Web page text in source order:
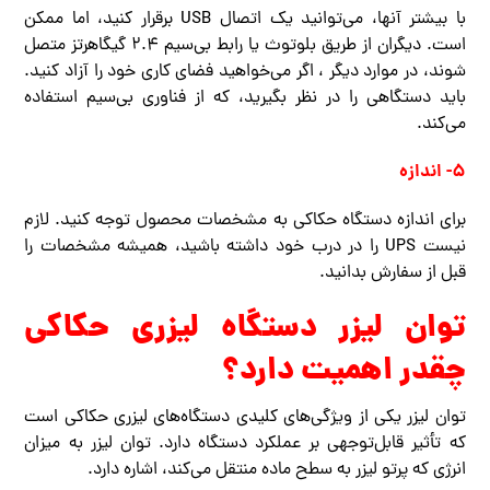
با بیشتر آنها، می‌توانید یک اتصال USB برقرار کنید، اما ممکن
است. دیگران از طریق بلوتوث یا رابط بی‌سیم 2.4 گیگاهرتز متصل
شوند، در موارد دیگر ، اگر می‌خواهید فضای کاری خود را آزاد کنید.
باید دستگاهی را در نظر بگیرید، که از فناوری بی‌سیم استفاده
می‌کند.
5- اندازه
برای اندازه دستگاه حکاکی به مشخصات محصول توجه کنید. لازم
نیست UPS را در درب خود داشته باشید، همیشه مشخصات را
قبل از سفارش بدانید.
توان لیزر دستگاه لیزری حکاکی
چقدر اهمیت دارد؟
توان لیزر یکی از ویژگی‌های کلیدی دستگاه‌های لیزری حکاکی است
که تأثیر قابل‌توجهی بر عملکرد دستگاه دارد. توان لیزر به میزان
انرژی که پرتو لیزر به سطح ماده منتقل می‌کند، اشاره دارد.